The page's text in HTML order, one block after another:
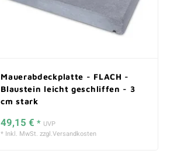
Mauerabdeckplatte - FLACH -
Blaustein leicht geschliffen - 3
cm stark
49,15 €* UVP
* Inkl. MwSt. zzgl.Versandkosten